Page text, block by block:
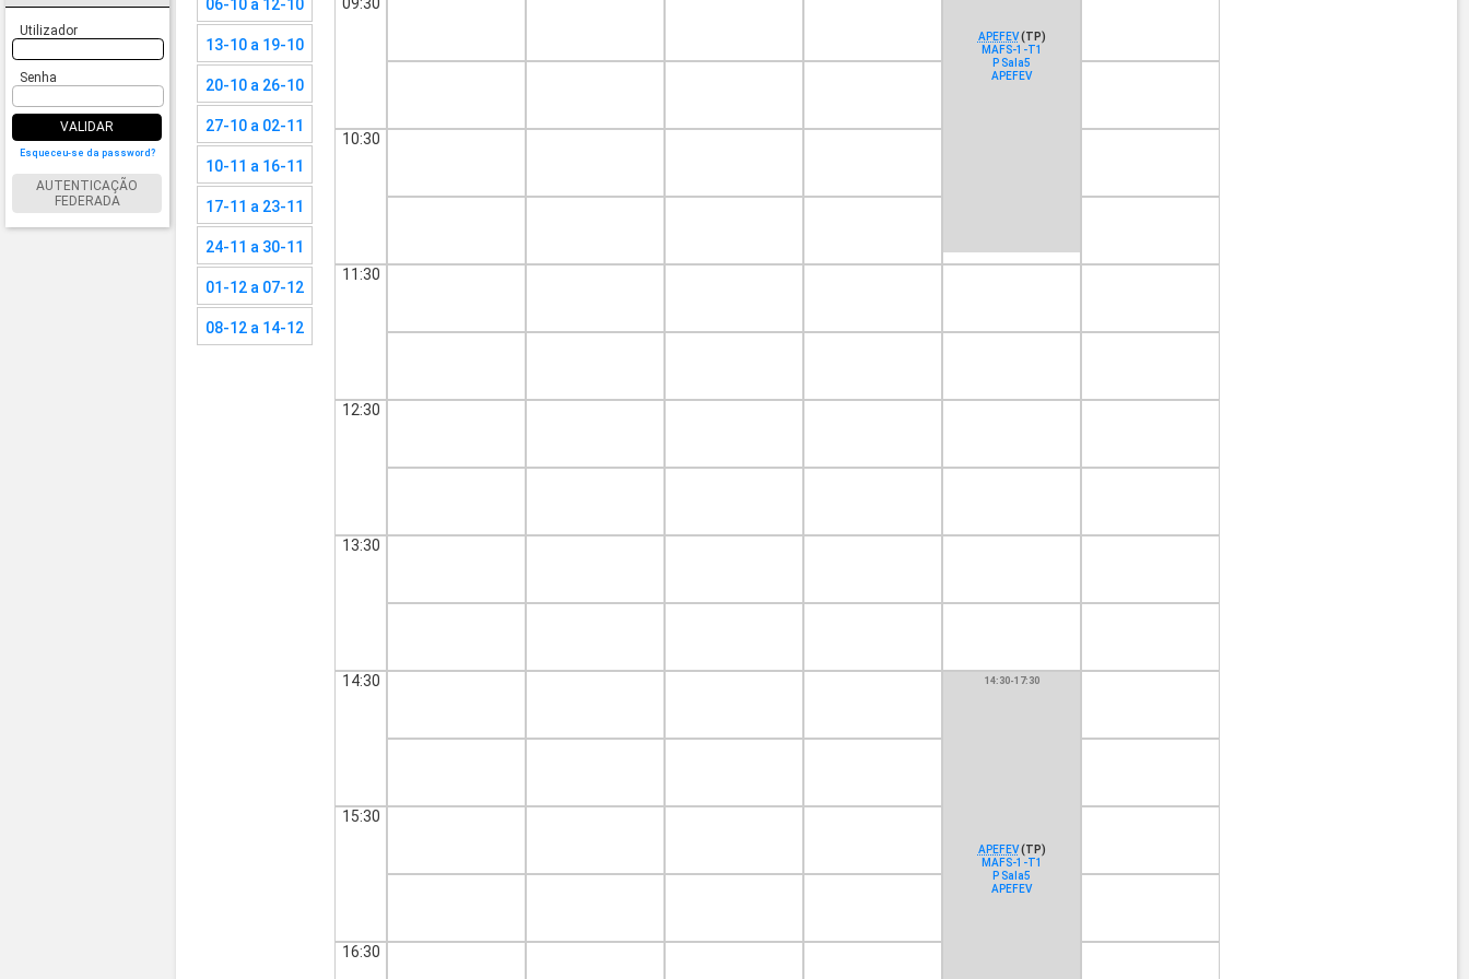
Utilizador
Senha
VALIDAR
Esqueceu-se da password?
AUTENTICAÇÃO
FEDERADA
06-10 a 12-10
13-10 a 19-10
20-10 a 26-10
27-10 a 02-11
10-11 a 16-11
17-11 a 23-11
24-11 a 30-11
01-12 a 07-12
08-12 a 14-12
APEFEV(TP)
MAFS-1-T1
P Sala5
APEFEV
09:30
10:30
11:30
12:30
13:30
14:30 14:30-17:30
APEFEV(TP)
MAFS-1-T1
P Sala5
APEFEV
15:30
16:30